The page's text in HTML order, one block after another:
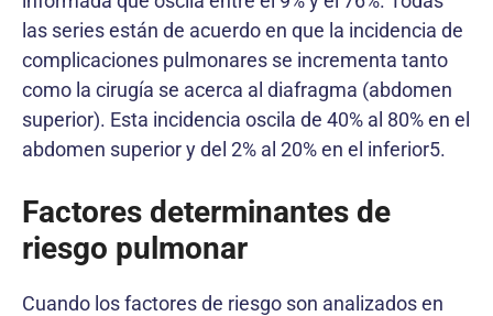
las series están de acuerdo en que la incidencia de
complicaciones pulmonares se incrementa tanto
como la cirugía se acerca al diafragma (abdomen
superior). Esta incidencia oscila de 40% al 80% en el
abdomen superior y del 2% al 20% en el inferior5.
Factores determinantes de
riesgo pulmonar
Cuando los factores de riesgo son analizados en